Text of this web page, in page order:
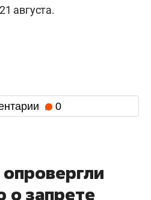
августа.
0
запрете